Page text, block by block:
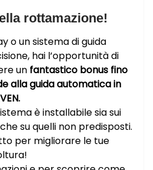
rottamazione!
o un sistema di guida
hai l’opportunità di
un fantastico bonus fino
alla guida automatica in
è installabile sia sui
su quelli non predisposti.
per migliorare le tue